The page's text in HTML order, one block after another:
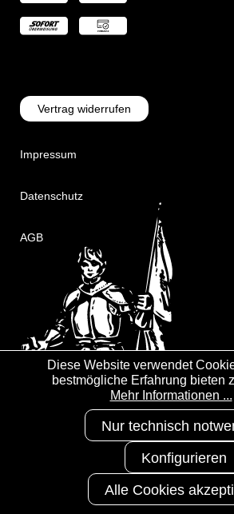
Vertrag widerrufen
Impressum
Datenschutz
AGB
Copyright 2025
Diese Website verwendet
bestmögliche Erfahrung bieten
Mehr Informationen ...
Nur technisch
Konfigurieren
Alle Cookies